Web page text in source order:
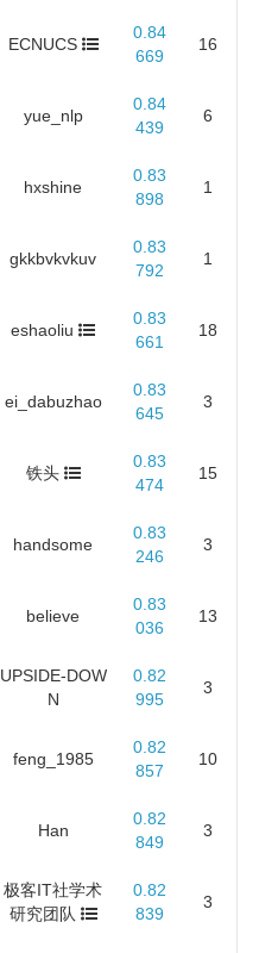
ECNUCS
0.84
669
16
yue_nlp
0.84
439
6
hxshine
0.83
898
1
gkkbvkvkuv
0.83
792
1
eshaoliu
0.83
661
18
ei_dabuzhao
0.83
645
3
铁头
0.83
474
15
handsome
0.83
246
3
believe
0.83
036
13
UPSIDE-DOW
N
0.82
995
3
feng_1985
0.82
857
10
Han
0.82
849
3
极客IT社学术
研究团队
0.82
839
3